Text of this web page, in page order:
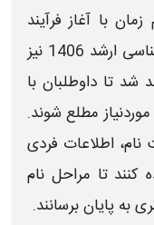
با آغاز فرآیند
ارشد 1406
نیز
تا داوطلبان با
مطلع شوند.
نام، اطلاعات فردی
کنند تا مراحل نام‌
به پایان برسانند.